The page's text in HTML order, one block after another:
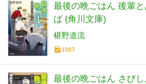
最後の晩ごはん 後輩
ば (角川文庫)
椹野道流
1007
最後の晩ごはん さび